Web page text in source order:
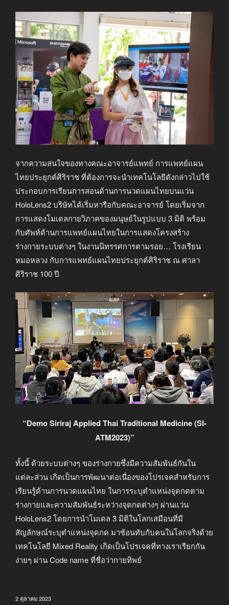
จากความสนใจของทางคณะอาจารย์แพทย์ การแพทย์แผน
ไทยประยุกต์ศิริราช ที่ต้องการจะนำเทคโนโลยีดังกล่าวไปใช้
ประกอบการเรียนการสอนด้านการนวดแผนไทยบนแว่น
HoloLens2 บริษัทได้เริ่มหารือกับคณะอาจารย์ โดยเริ่มจาก
การแสดงโมเดลกายวิภาคของมนุษย์ในรูปแบบ 3 มิติ พร้อม
กับศัพท์ด้านการแพทย์แผนไทยในการแสดงโครงสร้าง
ร่างกายระบบต่างๆ ในงานนิทรรศการตามรอย… โรงเรียน
หมอหลวง กับการแพทย์แผนไทยประยุกต์ศิริราช ณ ศาลา
ศิริราช 100 ปี
“Demo Siriraj Applied Thai Traditional Medicine (SI-
ATM2023)”
ทั้งนี้ ด้วยระบบต่างๆ ของร่างกายซึ่งมีความสัมพันธ์กันใน
แต่ละส่วน เกิดเป็นการพัฒนาต่อเนื่องของโปรเจคสำหรับการ
เรียนรู้ด้านการนวดแผนไทย ในการระบุตำแหน่งจุดกดตาม
ร่างกายและความสัมพันธ์ระหว่างจุดกดต่างๆ ผ่านแว่น
HoloLens2 โดยการนำโมเดล 3 มิติในโลกเสมือนที่มี
สัญลักษณ์ระบุตำแหน่งจุดกด มาซ้อนทับกับคนในโลกจริงด้วย
เทคโนโลยี Mixed Reality เกิดเป็นโปรเจคที่ทางเราเรียกกัน
ง่ายๆ ผ่าน Code name ที่ชื่อว่ากายทิพย์
เขียน
2 ตุลาคม 2023